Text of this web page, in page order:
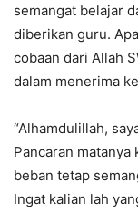
semangat belajar
diberikan guru.
cobaan dari Allah
dalam menerima
“Alhamdulillah,
Pancaran matanya
beban tetap
Ingat kalian lah